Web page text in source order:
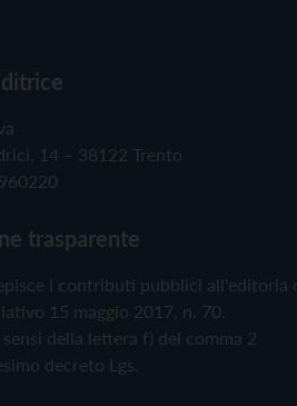
14 – 38122 Trento
trasparente
i contributi pubblici all'editoria
15 maggio 2017, n. 70.
della lettera f) del comma 2
decreto Lgs.